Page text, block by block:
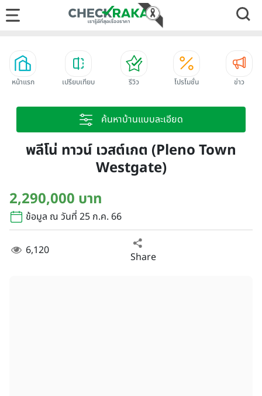
หน้าแรก เปรียบเทียบ รีวิว โปรโมชั่น ข่าว
ค้นหาบ้านแบบละเอียด
พลีโน่ ทาวน์ เวสต์เกต (Pleno Town
Westgate)
2,290,000 บาท
ข้อมูล ณ วันที่ 25 ก.ค. 66
6,120 Share